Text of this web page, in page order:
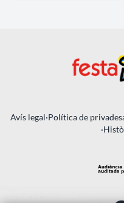
Avís legal·Política de
·